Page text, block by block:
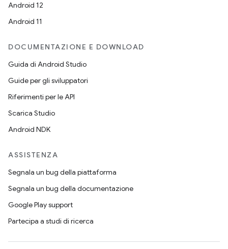
Android 12
Android 11
DOCUMENTAZIONE E DOWNLOAD
Guida di Android Studio
Guide per gli sviluppatori
Riferimenti per le API
Scarica Studio
Android NDK
ASSISTENZA
Segnala un bug della piattaforma
Segnala un bug della documentazione
Google Play support
Partecipa a studi di ricerca